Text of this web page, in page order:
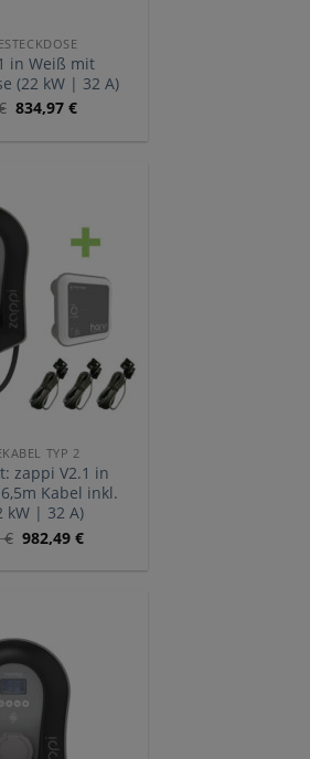
in Weiß mit
(22 kW | 32 A)
834,97€
TYP 2
zappi V2.1 in
Kabel inkl.
kW | 32 A)
€ 982,49€